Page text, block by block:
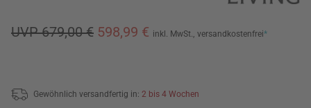
UVP 679,00 € 598,99 € inkl. MwSt., versandkostenfrei*
Gewöhnlich versandfertig in: 2 bis 4 Wochen